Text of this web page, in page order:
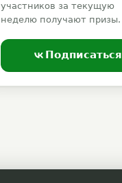
участников за текущую
неделю получают призы.
Подписаться